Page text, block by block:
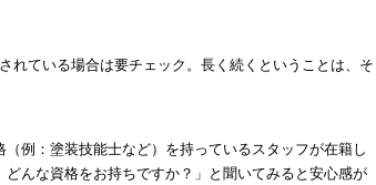
れている場合は要チェック。長く続くということは、そ
例：塗装技能士など）を持っているスタッフが在籍し
んな資格をお持ちですか？」と聞いてみると安心感が